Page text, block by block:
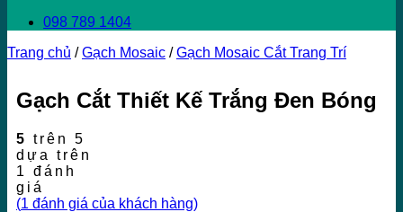
098 789 1404
Trang chủ / Gạch Mosaic / Gạch Mosaic Cắt Trang Trí
Gạch Cắt Thiết Kế Trắng Đen Bóng
5 trên 5
dựa trên
1
đánh
giá
(1 đánh giá của khách hàng)